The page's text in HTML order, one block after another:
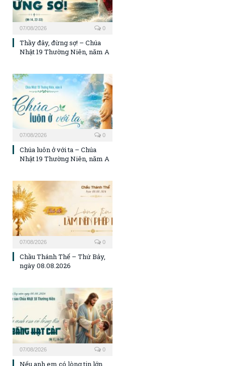
07/08/2026 0
Thầy đây, đừng sợ! – Chúa
Nhật 19 Thường Niên, năm A
07/08/2026 0
Chúa luôn ở với ta – Chúa
Nhật 19 Thường Niên, năm A
07/08/2026 0
Chầu Thánh Thể – Thứ Bảy,
ngày 08.08.2026
07/08/2026 0
Nếu anh em có lòng tin lớn